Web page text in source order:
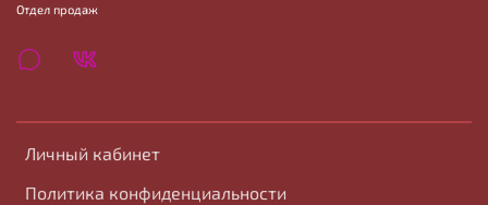
Личный кабинет
Политика конфиденциальности
Отдел продаж